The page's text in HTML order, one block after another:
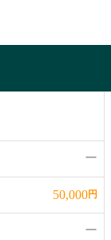
ー
50,000円
ー